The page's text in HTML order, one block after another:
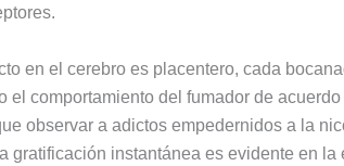
en el cerebro es placentero, cada
el comportamiento del fumador de
observar a adictos empedernidos a la
gratificación instantánea es evidente en la